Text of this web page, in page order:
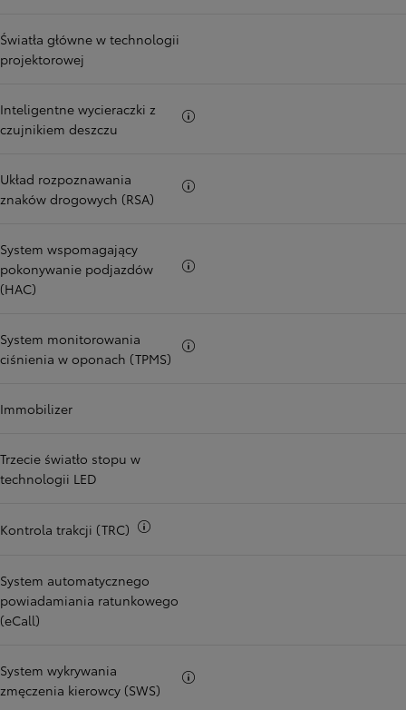
Światła główne w technologii
projektorowej
Inteligentne wycieraczki z
czujnikiem deszczu
Układ rozpoznawania
znaków drogowych (RSA)
System wspomagający
pokonywanie podjazdów
(HAC)
System monitorowania
ciśnienia w oponach (TPMS)
Immobilizer
Trzecie światło stopu w
technologii LED
Kontrola trakcji (TRC)
System automatycznego
powiadamiania ratunkowego
(eCall)
System wykrywania
zmęczenia kierowcy (SWS)